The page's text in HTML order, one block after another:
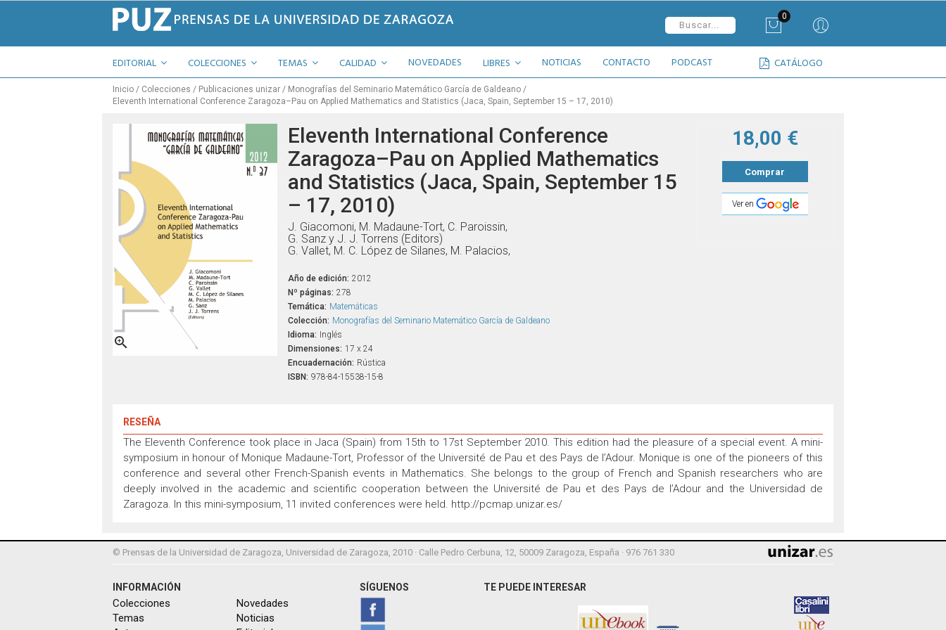
0
EDITORIAL COLECCIONES TEMAS CATÁLOGO
CALIDAD NOVEDADES LIBRES NOTICIAS CONTACTO PODCAST
Inicio Colecciones Publicaciones unizar
Monografías del Seminario Matemático García de Galdeano
Eleventh International Conference Zaragoza–Pau on Applied Mathematics and Statistics (Jaca, Spain, September 15 – 17, 2010)

Eleventh International Conference
Zaragoza–Pau on Applied Mathematics
and Statistics (Jaca, Spain, September 15
– 17, 2010)
J. Giacomoni, M. Madaune-Tort, C. Paroissin,
G. Sanz y J. J. Torrens (Editors)
G. Vallet, M. C. López de Silanes, M. Palacios,
Año de edición: 2012
Nº páginas: 278
Temática: Matemáticas
Colección: Monografías del Seminario Matemático García de Galdeano
Idioma:
Inglés
Dimensiones: 17 x 24
Encuadernación: Rústica
ISBN: 978-84-15538-15-8
18,00 €
Comprar
Ver en
RESEÑA
The Eleventh Conference took place in Jaca (Spain) from 15th to 17st September 2010. This edition had the pleasure of a special event. A mini-
symposium in honour of Monique Madaune-Tort, Professor of the Université de Pau et des Pays de l’Adour. Monique is one of the pioneers of this
conference and several other French-Spanish events in Mathematics. She belongs to the group of French and Spanish researchers who are
deeply involved in the academic and scientific cooperation between the Université de Pau et des Pays de l’Adour and the Universidad de
Zaragoza. In this mini-symposium, 11 invited conferences were held. http://pcmap.unizar.es/
© Prensas de la Universidad de Zaragoza, Universidad de Zaragoza, 2010 · Calle Pedro Cerbuna, 12, 50009 Zaragoza, España · 976 761 330
INFORMACIÓN
Colecciones
Temas
Novedades
Noticias
SÍGUENOS TE PUEDE INTERESAR